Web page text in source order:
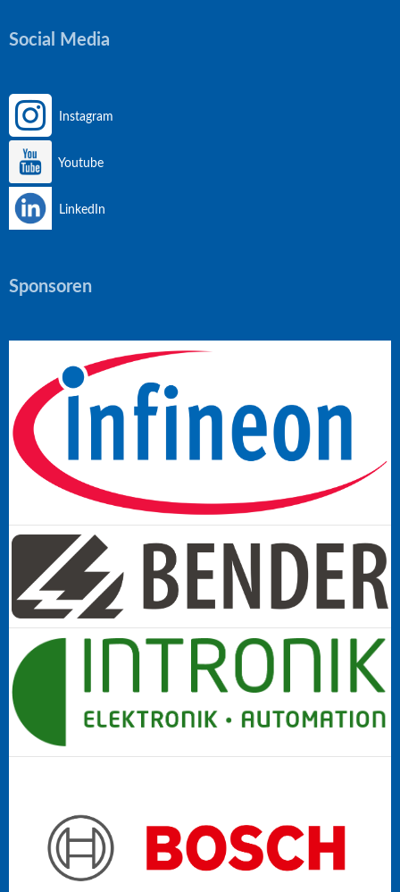
Social Media
Instagram
Youtube
LinkedIn
Sponsoren